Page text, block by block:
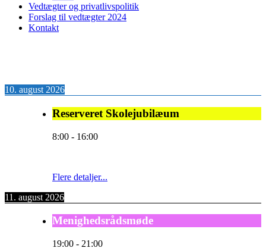
Vedtægter og privatlivspolitik
Forslag til vedtægter 2024
Kontakt
10. august 2026
Reserveret Skolejubilæum
8:00 - 16:00
Flere detaljer...
11. august 2026
Menighedsrådsmøde
19:00 - 21:00